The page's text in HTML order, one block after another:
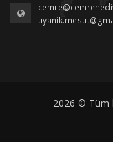
2026 © Tüm